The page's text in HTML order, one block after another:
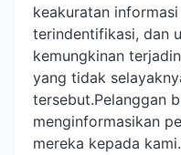
keakuratan
terindentifikasi, dan
kemungkinan
yang tidak
tersebut.Pelanggan
menginformasikan
mereka kepada